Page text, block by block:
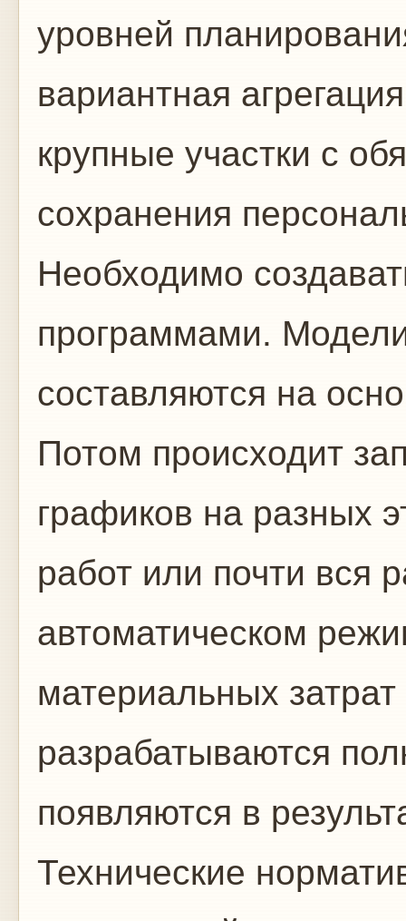
уровней
вариантная
крупные участки с
сохранения
Необходимо
программами.
составляются на
Потом происходит
графиков на разных
работ или почти вся
автоматическом
материальных
разрабатываются
появляются в
Технические